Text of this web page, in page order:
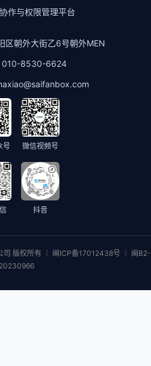
作与权限管理平台
区朝外大街乙6号朝外MEN
010-8530-6624
号 微信视频号
抖音
版权所有 ｜ 闽ICP备17012438号 ｜ 闽B2-
20230966